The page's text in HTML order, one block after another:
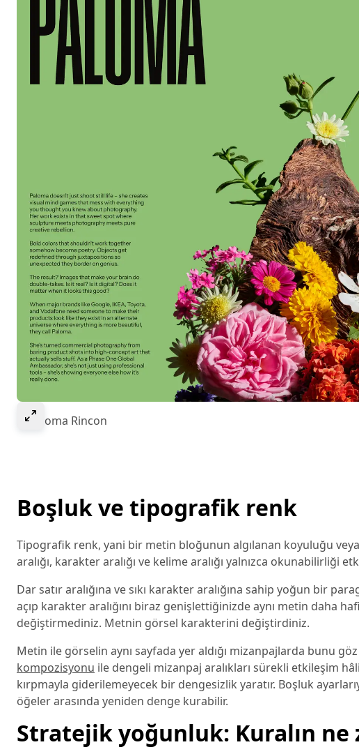
Select to expand image
© Paloma Rincon
Boşluk ve tipografik renk
Tipografik renk, yani bir metin bloğunun algılanan koyuluğu
aralığı, karakter aralığı ve kelime aralığı yalnızca okunabilirliği
Dar satır aralığına ve sıkı karakter aralığına sahip yoğun bir
açıp karakter aralığını biraz genişlettiğinizde aynı metin daha
değiştirmediniz. Metnin görsel karakterini değiştirdiniz.
Metin ile görselin aynı sayfada yer aldığı mizanpajlarda bunu
kompozisyonu ile dengeli mizanpaj aralıkları sürekli etkileşim
kırpmayla giderilemeyecek bir dengesizlik yaratır. Boşluk
öğeler arasında yeniden denge kurabilir.
Stratejik yoğunluk: Kuralın ne